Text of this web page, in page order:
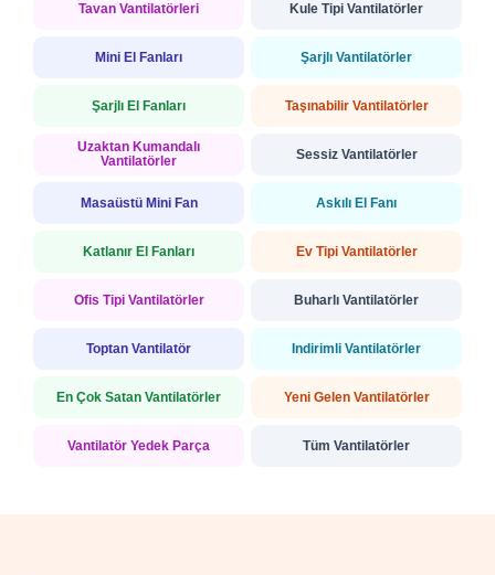
Tavan Vantilatörleri Kule Tipi Vantilatörler
Mini El Fanları Şarjlı Vantilatörler
Şarjlı El Fanları Taşınabilir Vantilatörler
Uzaktan Kumandalı
Vantilatörler
Sessiz Vantilatörler
Masaüstü Mini Fan Askılı El Fanı
Katlanır El Fanları Ev Tipi Vantilatörler
Ofis Tipi Vantilatörler Buharlı Vantilatörler
Toptan Vantilatör İndirimli Vantilatörler
En Çok Satan Vantilatörler Yeni Gelen Vantilatörler
Vantilatör Yedek Parça Tüm Vantilatörler